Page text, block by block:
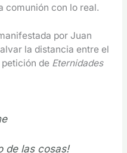
comunión con lo real.
por Juan
la distancia entre el
de Eternidades
de las cosas!